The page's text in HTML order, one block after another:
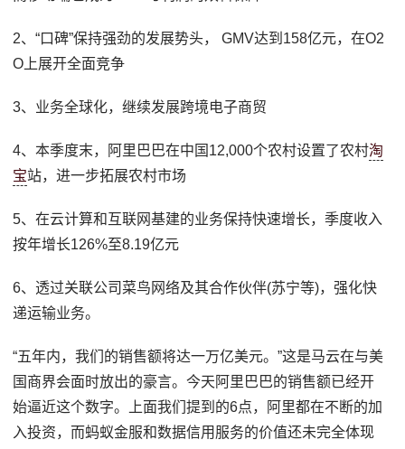
2、“口碑”保持强劲的发展势头， GMV达到158亿元，在O2
O上展开全面竞争
3、业务全球化，继续发展跨境电子商贸
4、本季度末，阿里巴巴在中国12,000个农村设置了农村淘
宝站，进一步拓展农村市场
5、在云计算和互联网基建的业务保持快速增长，季度收入
按年增长126%至8.19亿元
6、透过关联公司菜鸟网络及其合作伙伴(苏宁等)，强化快
递运输业务。
“五年内，我们的销售额将达一万亿美元。”这是马云在与美
国商界会面时放出的豪言。今天阿里巴巴的销售额已经开
始逼近这个数字。上面我们提到的6点，阿里都在不断的加
入投资，而蚂蚁金服和数据信用服务的价值还未完全体现